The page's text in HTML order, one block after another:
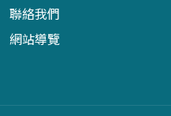
聯絡我們
網站導覽